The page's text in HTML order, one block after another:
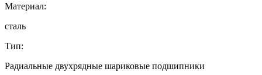
Материал:
сталь
Тип:
Радиальные двухрядные шариковые подшипники